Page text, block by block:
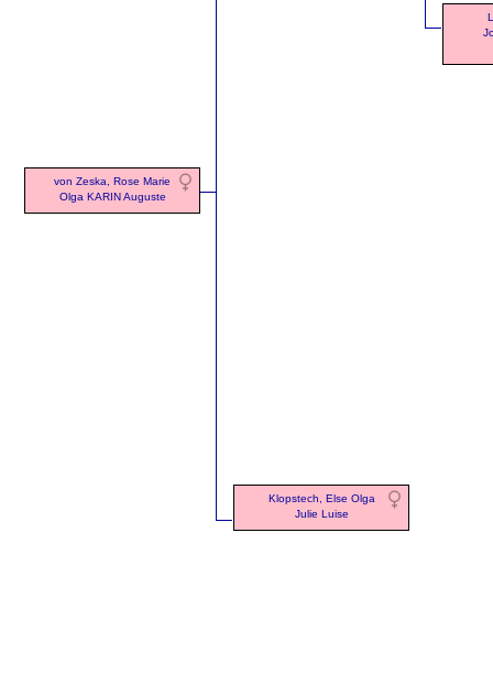
von Zeska, Rose Marie
Olga KARIN Auguste
Klopstech, Else Olga
Julie Luise